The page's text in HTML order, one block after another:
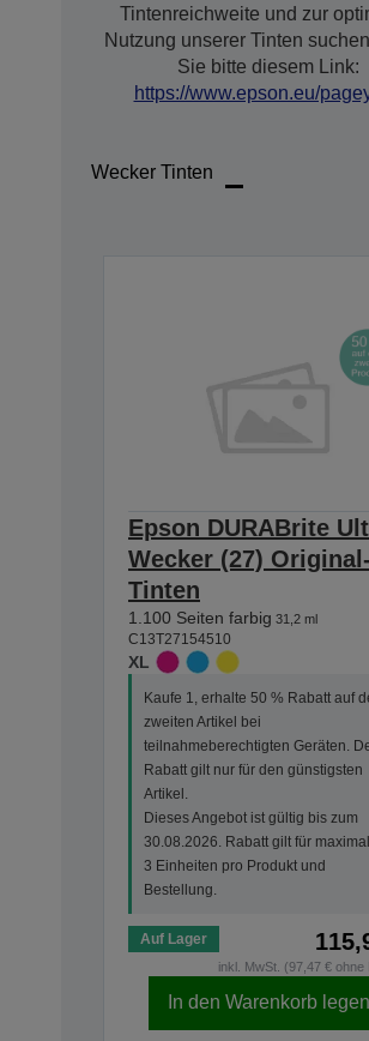
Tintenreichweite und zur
Nutzung unserer Tinten
Sie bitte diesem Link:
https://www.epson.eu/
Wecker Tinten
Epson DURABrite
Wecker (27) Original-
Tinten
1.100 Seiten farbig 31,2 ml
C13T27154510
XL
Kaufe 1, erhalte 50 % Rabatt auf
zweiten Artikel bei
teilnahmeberechtigten Geräten.
Rabatt gilt nur für den günstigsten
Artikel.
Dieses Angebot ist gültig bis zum
30.08.2026. Rabatt gilt für maximal
3 Einheiten pro Produkt und
Bestellung.
Auf Lager
inkl. MwSt. (97,47 € ohne
In den Warenkorb legen